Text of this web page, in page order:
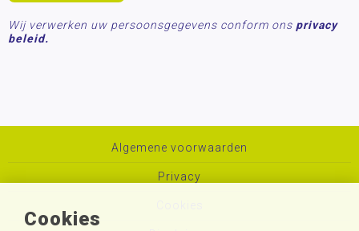
Cookies
Wij verwerken uw persoonsgegevens conform ons privacy
beleid.
Algemene voorwaarden
Privacy